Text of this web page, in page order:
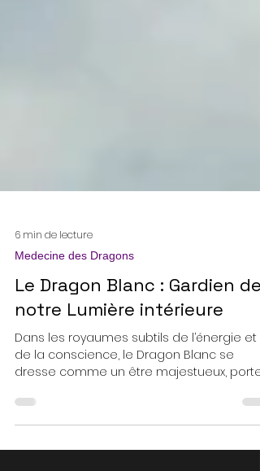
6 min de lecture
Medecine des Dragons
Le Dragon Blanc : Gardien de
notre Lumière intérieure
Dans les royaumes subtils de l’énergie et
de la conscience, le Dragon Blanc se
déterminée. Il est un allié de lumière, un